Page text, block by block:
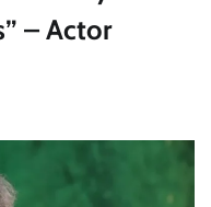
– Actor